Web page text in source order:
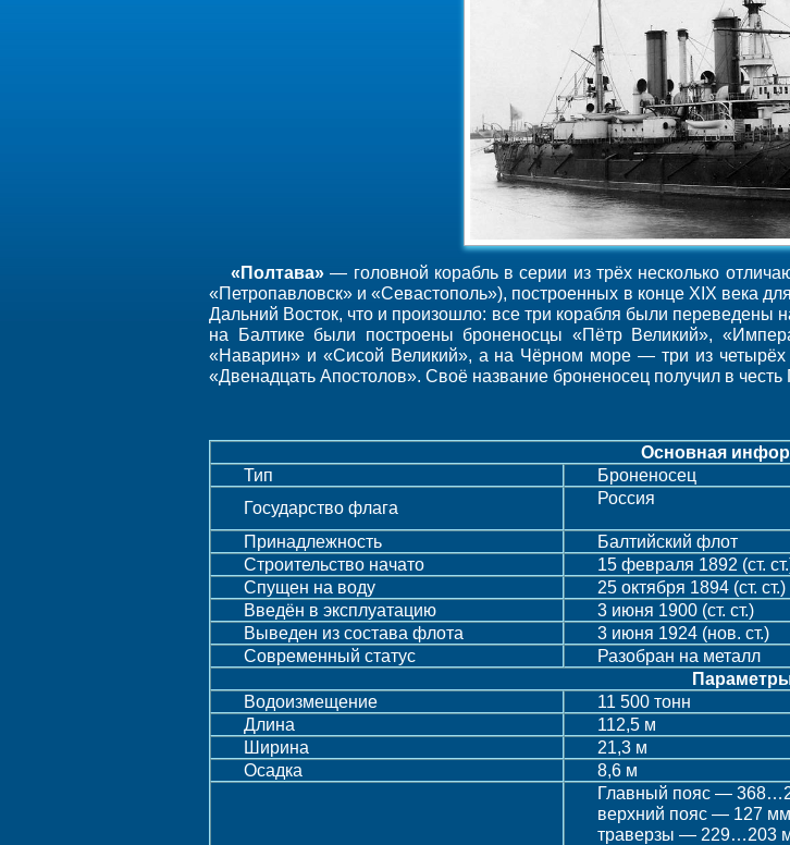
«Полтава» — головной корабль в серии из трёх несколько
«Петропавловск» и «Севастополь»), построенных в конце XIX века
Дальний Восток, что и произошло: все три корабля были переведены
на Балтике были построены броненосцы «Пётр Великий»,
«Наварин» и «Сисой Великий», а на Чёрном море — три из четырёх
«Двенадцать Апостолов». Своё название броненосец получил в честь
Основная
Тип
Броненосец
Государство флага
Россия
Принадлежность
Балтийский флот
Строительство начато
15 февраля 1892 (ст.
Спущен на воду
25 октября 1894 (ст. ст.)
Введён в эксплуатацию
3 июня 1900 (ст. ст.)
Выведен из состава флота
3 июня 1924 (нов. ст.)
Современный статус
Разобран на металл
Водоизмещение
11 500 тонн
Длина
112,5 м
Ширина
21,3 м
Осадка
8,6 м
Главный пояс —
верхний пояс — 127
траверзы — 229…203